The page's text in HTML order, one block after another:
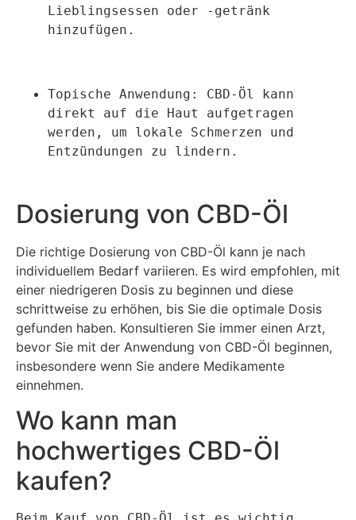
Lieblingsessen oder -getränk
hinzufügen.
Topische Anwendung: CBD-Öl kann
direkt auf die Haut aufgetragen
werden, um lokale Schmerzen und
Entzündungen zu lindern.
Dosierung von CBD-Öl
Die richtige Dosierung von CBD-Öl kann je nach
individuellem Bedarf variieren. Es wird empfohlen, mit
einer niedrigeren Dosis zu beginnen und diese
schrittweise zu erhöhen, bis Sie die optimale Dosis
gefunden haben. Konsultieren Sie immer einen Arzt,
bevor Sie mit der Anwendung von CBD-Öl beginnen,
insbesondere wenn Sie andere Medikamente
einnehmen.
Wo kann man
hochwertiges CBD-Öl
kaufen?